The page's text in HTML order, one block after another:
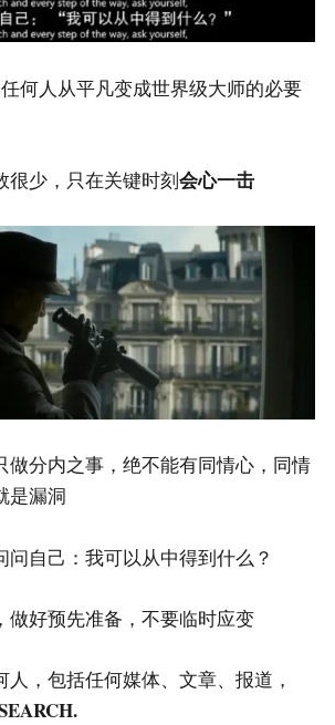
何人从平凡变成世界级大师的必要
很少，只在关键时刻会心一击
做分内之事，绝不能有同情心，同情
是漏洞
问自己：我可以从中得到什么？
做好预先准备，不要临时应变
，包括任何媒体、文章、报道，